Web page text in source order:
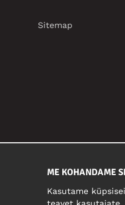
Sitemap
ME KOHANDAME
Kasutame